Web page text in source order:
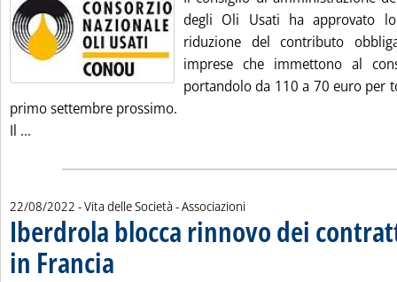
degli Oli Usati ha approvato
riduzione del contributo
imprese che immettono al
portandolo da 110 a 70 euro per
primo settembre prossimo.
Il ...
22/08/2022 - Vita delle Società - Associazioni
Iberdrola blocca rinnovo dei
in Francia